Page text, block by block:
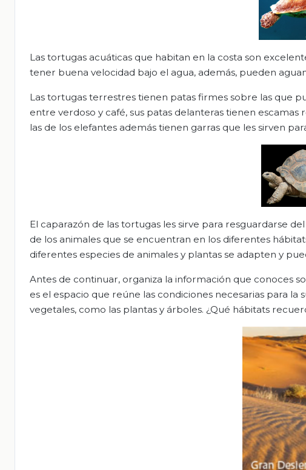
Las tortugas acuáticas que habitan en la costa son
tener buena velocidad bajo el agua, además, pueden
Las tortugas terrestres tienen patas firmes sobre las que
entre verdoso y café, sus patas delanteras tienen escamas
las de los elefantes además tienen garras que les sirven
El caparazón de las tortugas les sirve para resguardarse
de los animales que se encuentran en los diferentes
diferentes especies de animales y plantas se adapten y
Antes de continuar, organiza la información que conoces
es el espacio que reúne las condiciones necesarias para
vegetales, como las plantas y árboles. ¿Qué hábitats